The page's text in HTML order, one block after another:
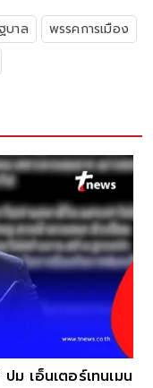
บาล
พรรคการเมือง
เอ็นเตอร์เทนเมน